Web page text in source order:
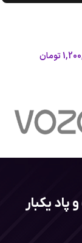
تومان
یکبار